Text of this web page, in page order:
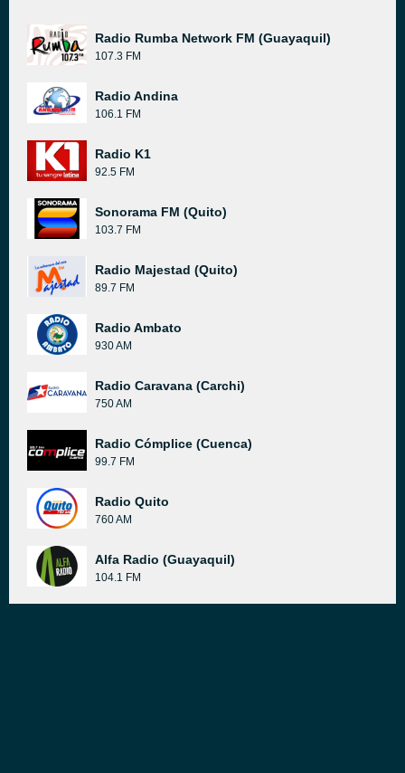
Radio Rumba Network FM (Guayaquil)
107.3 FM
Radio Andina
106.1 FM
Radio K1
92.5 FM
Sonorama FM (Quito)
103.7 FM
Radio Majestad (Quito)
89.7 FM
Radio Ambato
930 AM
Radio Caravana (Carchi)
750 AM
Radio Cómplice (Cuenca)
99.7 FM
Radio Quito
760 AM
Alfa Radio (Guayaquil)
104.1 FM